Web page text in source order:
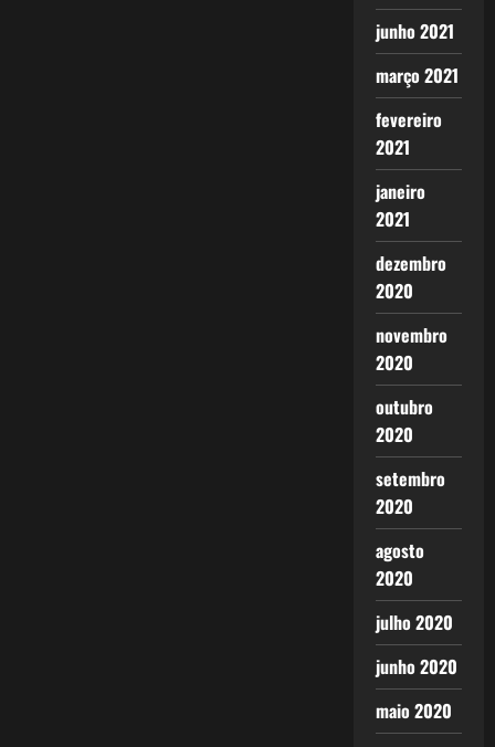
junho 2021
março 2021
fevereiro
2021
janeiro
2021
dezembro
2020
novembro
2020
outubro
2020
setembro
2020
agosto
2020
julho 2020
junho 2020
maio 2020